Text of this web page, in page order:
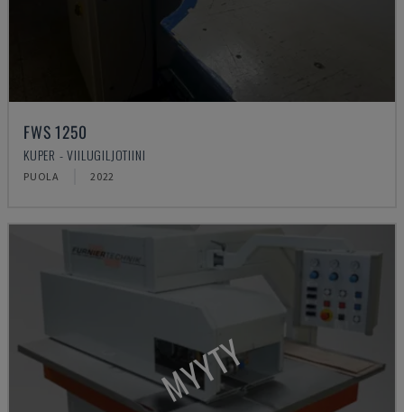
FWS 1250
KUPER - VIILUGILJOTIINI
PUOLA 2022
MYYTY